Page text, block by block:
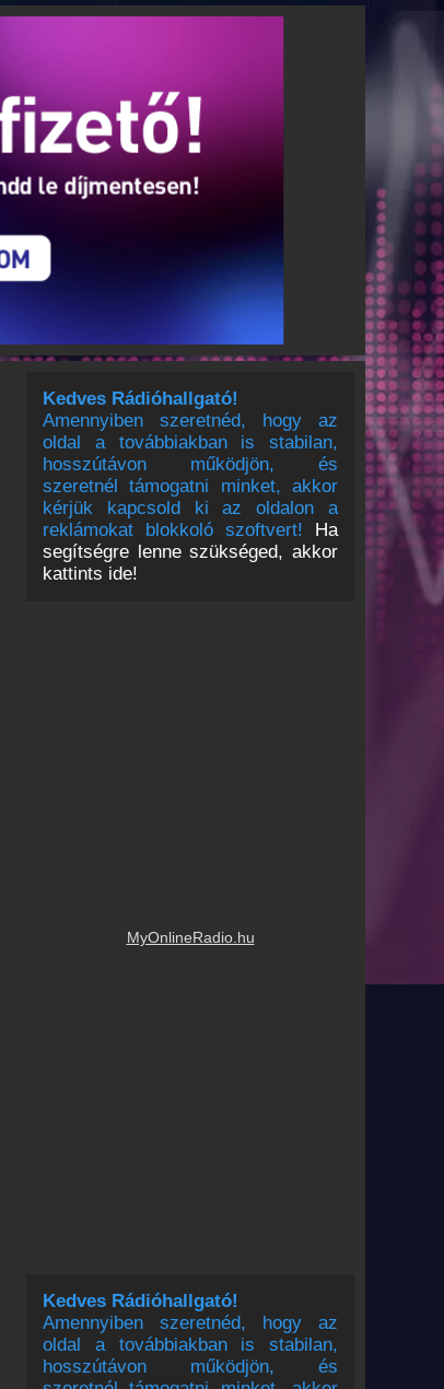
Kedves Rádióhallgató!
Amennyiben szeretnéd, hogy az
oldal a továbbiakban is stabilan,
hosszútávon működjön, és
szeretnél támogatni minket, akkor
kérjük kapcsold ki az oldalon a
reklámokat blokkoló szoftvert!
Ha
segítségre lenne szükséged, akkor
kattints ide!
MyOnlineRadio.hu
Kedves Rádióhallgató!
Amennyiben szeretnéd, hogy az
oldal a továbbiakban is stabilan,
hosszútávon működjön, és